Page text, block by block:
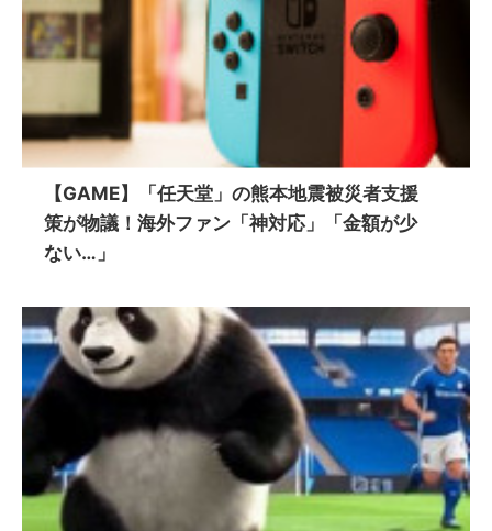
【GAME】「任天堂」の熊本地震被災者支援
策が物議！海外ファン「神対応」「金額が少
ない…」